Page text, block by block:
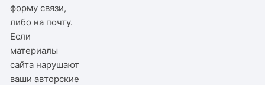
форму связи,
либо на почту.
Если
материалы
сайта нарушают
ваши авторские